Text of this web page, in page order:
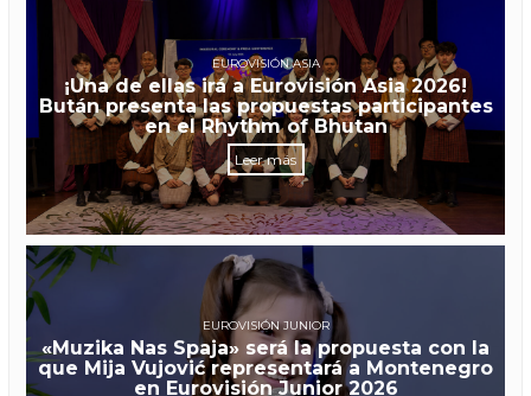
AGOSTO DE 2026
NO HAY EVENTOS PROGRAMADOS
ÚLTIMAS NOTICIAS
EUROVISIÓN ASIA
¡Una de ellas irá a Eurovisión Asia 2026!
Bután presenta las propuestas participantes
en el Rhythm of Bhutan
Leer más